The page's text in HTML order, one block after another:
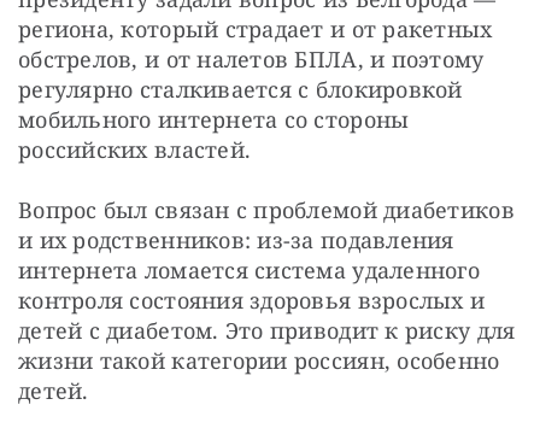
региона, который страдает и от ракетных
обстрелов, и от налетов БПЛА, и поэтому
регулярно сталкивается с блокировкой
мобильного интернета со стороны
российских властей.
Вопрос был связан с проблемой диабетиков
и их родственников: из-за подавления
интернета ломается система удаленного
контроля состояния здоровья взрослых и
детей с диабетом. Это приводит к риску для
жизни такой категории россиян, особенно
детей.